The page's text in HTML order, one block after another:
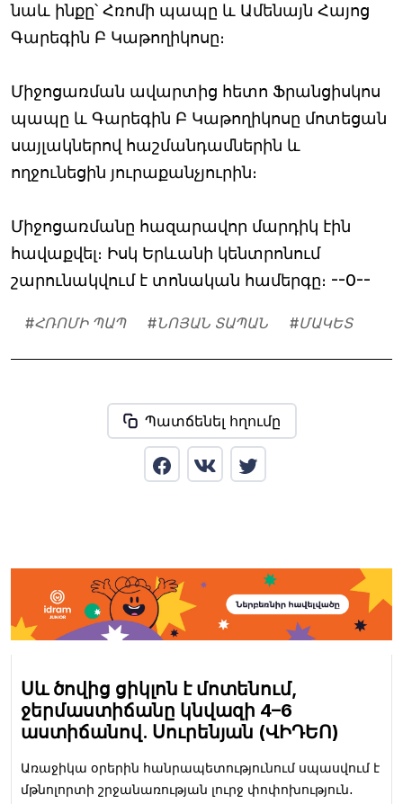
նաև ինքը՝ Հռոմի պապը և Ամենայն Հայոց
Գարեգին Բ Կաթողիկոսը։
Միջոցառման ավարտից հետո Ֆրանցիսկոս
պապը և Գարեգին Բ Կաթողիկոսը մոտեցան
սայլակներով հաշմանդամներին և
ողջունեցին յուրաքանչյուրին։
Միջոցառմանը հազարավոր մարդիկ էին
հավաքվել։ Իսկ Երևանի կենտրոնում
շարունակվում է տոնական համերգը։ --0--
#ՀՌՈՄԻ ՊԱՊ #ՆՈՅԱՆ ՏԱՊԱՆ #ՄԱԿԵՏ
Պատճենել հղումը
Սև ծովից ցիկլոն է մոտենում,
ջերմաստիճանը կնվազի 4–6
աստիճանով. Սուրենյան (ՎԻԴԵՈ)
Առաջիկա օրերին հանրապետությունում սպասվում է
մթնոլորտի շրջանառության լուրջ փոփոխություն․